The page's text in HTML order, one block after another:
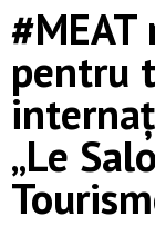
#MEAT
pentru
„Le